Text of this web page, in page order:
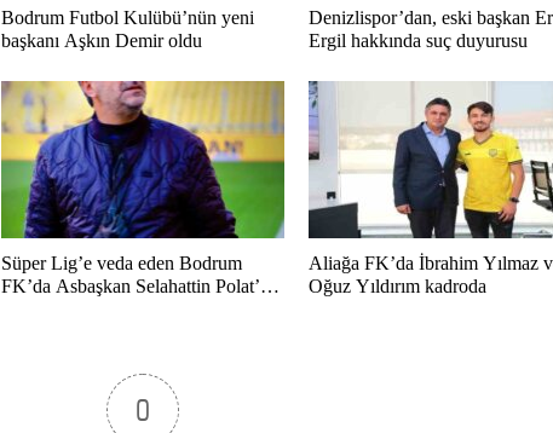
Bodrum Futbol Kulübü’nün yeni
başkanı Aşkın Demir oldu
Denizlispor’dan, eski başkan
Ergil hakkında suç duyurusu
Süper Lig’e veda eden Bodrum
FK’da Asbaşkan Selahattin Polat’tan
Aliağa FK’da İbrahim Yılmaz
Oğuz Yıldırım kadroda
0